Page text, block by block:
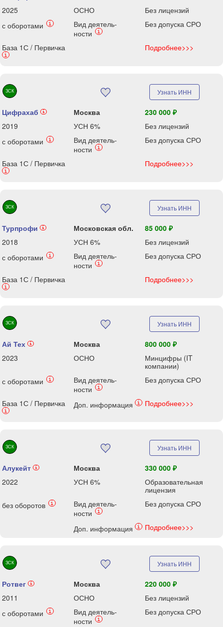
2025
ОСНО
Без лицензий
с оборотами
i
Вид деятель-
ности
i
Без допуска СРО
База 1С / Первичка
i
Подробнее>>>
ЗСК Узнать ИНН
Цифрахаб i Москва
230 000 ₽
2019
УСН 6%
Без лицензий
с оборотами
i
Вид деятель-
ности
i
Без допуска СРО
База 1С / Первичка
i
Подробнее>>>
ЗСК Узнать ИНН
Турпрофи i Московская обл.
85 000 ₽
2018
УСН 6%
Без лицензий
с оборотами
i
Вид деятель-
ности
i
Без допуска СРО
База 1С / Первичка
i
Подробнее>>>
ЗСК Узнать ИНН
Ай Тех i Москва
800 000 ₽
2023
ОСНО
Минцифры (IT
компании)
с оборотами
i
Вид деятель-
ности
i
Без допуска СРО
База 1С / Первичка
i
Доп. информация i Подробнее>>>
ЗСК Узнать ИНН
Алукейт i Москва
330 000 ₽
2022
УСН 6%
Образовательная
лицензия
без оборотов
i
Вид деятель-
ности
i
Без допуска СРО
Доп. информация i Подробнее>>>
ЗСК Узнать ИНН
Ротвег i Москва
220 000 ₽
2011
ОСНО
Без лицензий
с оборотами
i
Вид деятель-
ности
i
Без допуска СРО